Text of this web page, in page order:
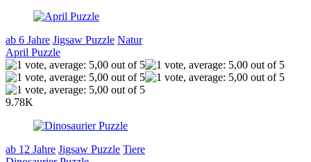
ab 6 Jahre Jigsaw Puzzle Natur
April Puzzle
9.78K
ab 12 Jahre Jigsaw Puzzle Tiere